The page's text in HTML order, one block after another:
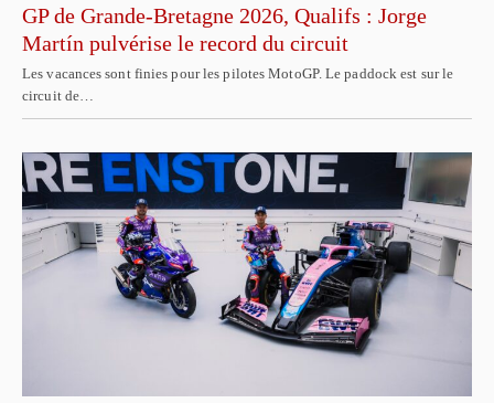
GP de Grande-Bretagne 2026, Qualifs : Jorge
Martín pulvérise le record du circuit
Les vacances sont finies pour les pilotes MotoGP. Le paddock est sur le
circuit de…